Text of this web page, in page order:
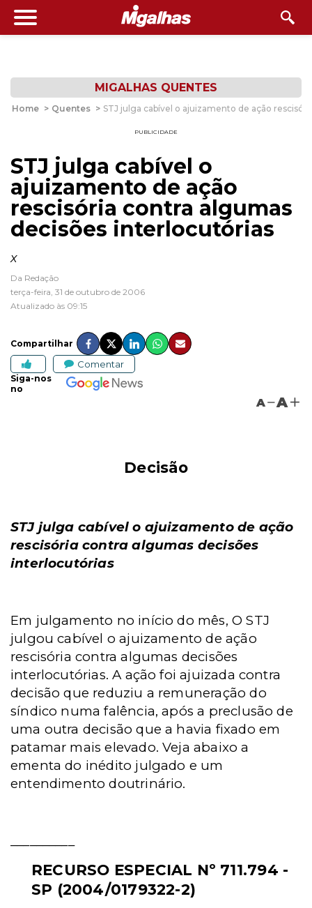
MIGALHAS QUENTES
Home > Quentes > STJ julga cabível o ajuizamento de ação
PUBLICIDADE
STJ julga cabível o
ajuizamento de ação
rescisória contra algumas
decisões interlocutórias
x
Da Redação
terça-feira, 31 de outubro de 2006
Atualizado às 09:15
Compartilhar
Comentar
Siga-nos
no
A A
Decisão
STJ julga cabível o ajuizamento de ação
rescisória contra algumas decisões
interlocutórias
Em julgamento no início do mês, O STJ
julgou cabível o ajuizamento de ação
rescisória contra algumas decisões
interlocutórias.A ação foi ajuizada contra
decisão que reduziu a remuneração do
síndico numa falência, após a preclusão de
uma outra decisão que a havia fixado em
patamar mais elevado. Veja abaixo a
ementa do inédito julgado e um
entendimento doutrinário.
RECURSO ESPECIAL Nº 711.794 -
SP (2004/0179322-2)